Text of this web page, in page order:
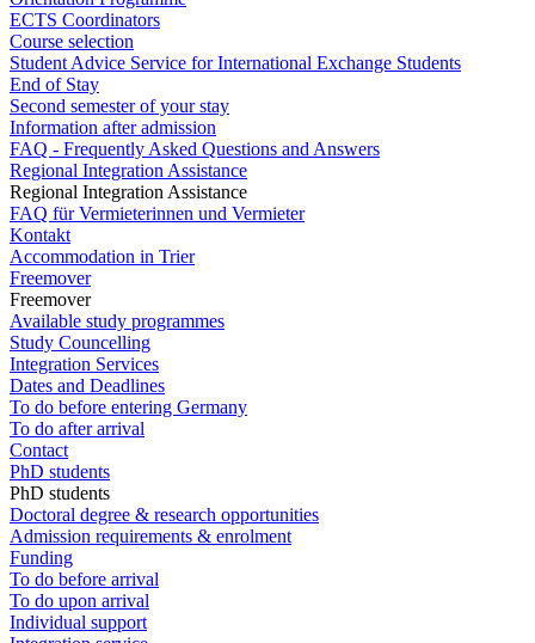
ECTS Coordinators
Course selection
Student Advice Service for International Exchange Students
End of Stay
Second semester of your stay
Information after admission
FAQ - Frequently Asked Questions and Answers
Regional Integration Assistance
Regional Integration Assistance
FAQ für Vermieterinnen und Vermieter
Kontakt
Accommodation in Trier
Freemover
Freemover
Available study programmes
Study Councelling
Integration Services
Dates and Deadlines
To do before entering Germany
To do after arrival
Contact
PhD students
PhD students
Doctoral degree & research opportunities
Admission requirements & enrolment
Funding
To do before arrival
To do upon arrival
Individual support